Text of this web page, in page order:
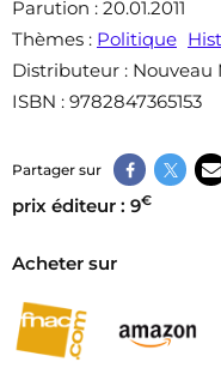
Parution : 20.01.2011
Thèmes : Politique
Distributeur : Nouveau
ISBN : 9782847365153
Partager sur
prix éditeur : 9€
Acheter sur